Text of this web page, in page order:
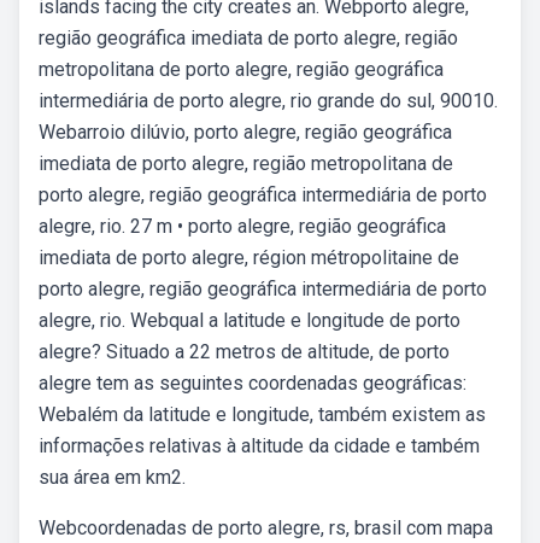
islands facing the city creates an. Webporto alegre,
região geográfica imediata de porto alegre, região
metropolitana de porto alegre, região geográfica
intermediária de porto alegre, rio grande do sul, 90010.
Webarroio dilúvio, porto alegre, região geográfica
imediata de porto alegre, região metropolitana de
porto alegre, região geográfica intermediária de porto
alegre, rio. 27 m • porto alegre, região geográfica
imediata de porto alegre, région métropolitaine de
porto alegre, região geográfica intermediária de porto
alegre, rio. Webqual a latitude e longitude de porto
alegre? Situado a 22 metros de altitude, de porto
alegre tem as seguintes coordenadas geográficas:
Webalém da latitude e longitude, também existem as
informações relativas à altitude da cidade e também
sua área em km2.
Webcoordenadas de porto alegre, rs, brasil com mapa